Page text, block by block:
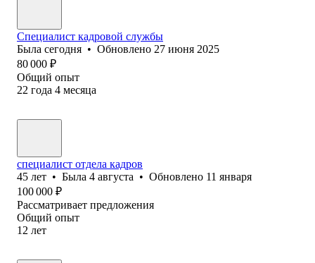
Специалист кадровой службы
Была сегодня • Обновлено 27 июня 2025
80 000 ₽
Общий опыт
22 года 4 месяца
специалист отдела кадров
45 лет • Была 4 августа • Обновлено 11 января
100 000 ₽
Рассматривает предложения
Общий опыт
12 лет